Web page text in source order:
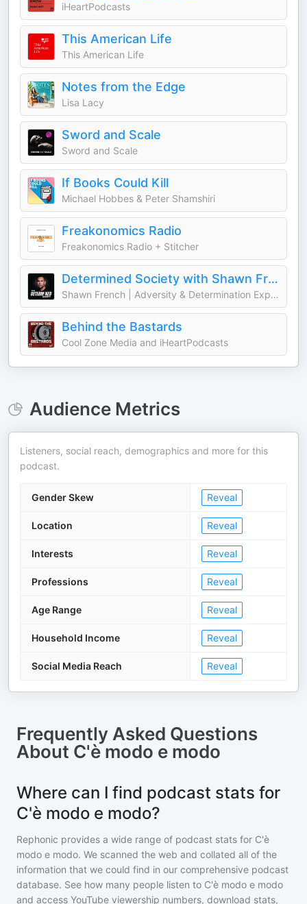
iHeartPodcasts
This American Life
This American Life
Notes from the Edge
Lisa Lacy
Sword and Scale
Sword and Scale
If Books Could Kill
Michael Hobbes & Peter Shamshiri
Freakonomics Radio
Freakonomics Radio + Stitcher
Determined Society with Shawn French | Adversity & Mindset
Shawn French | Adversity & Determination Expert
Behind the Bastards
Cool Zone Media and iHeartPodcasts
Audience Metrics
Listeners, social reach, demographics and more for this
podcast.
Gender Skew Reveal
Location Reveal
Interests Reveal
Professions Reveal
Age Range Reveal
Household Income Reveal
Social Media Reach Reveal
Frequently Asked Questions
About C'è modo e modo
Where can I find podcast stats for
C'è modo e modo?
Rephonic provides a wide range of podcast stats for C'è
modo e modo. We scanned the web and collated all of the
information that we could find in our comprehensive podcast
database. See how many people listen to C'è modo e modo
and access YouTube viewership numbers, download stats,